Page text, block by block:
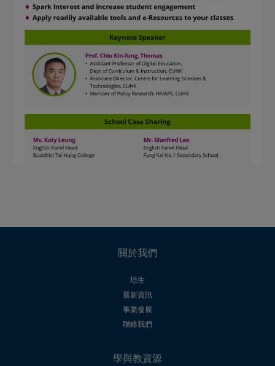
關於我們
培生
最新資訊
事業發展
聯絡我們
學與教資源